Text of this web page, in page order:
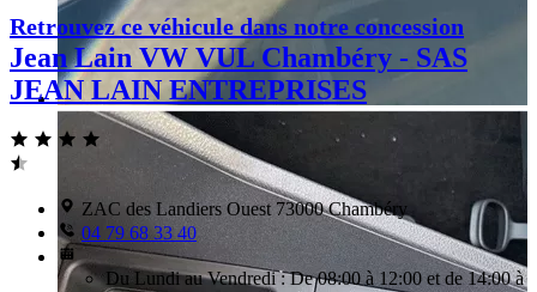
Retrouvez ce véhicule dans notre concession
Jean Lain VW VUL Chambéry - SAS
JEAN LAIN ENTREPRISES
ZAC des Landiers Ouest 73000 Chambéry
04 79 68 33 40
Du Lundi au Vendredi : De 08:00 à 12:00 et de 14:00 à